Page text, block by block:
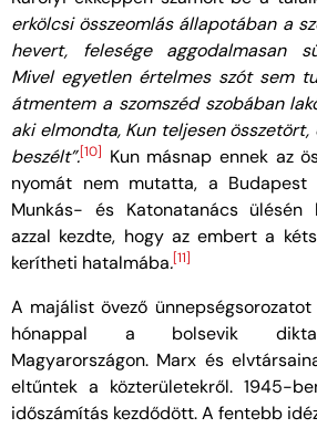
erkölcsi összeomlás állapotában a
hevert, felesége aggodalmasan
Mivel egyetlen értelmes szót sem
átmentem a szomszéd szobában
aki elmondta, Kun teljesen
beszélt”.[10] Kun másnap ennek az
nyomát nem mutatta, a Budapest
Munkás- és Katonatanács ülésén
azzal kezdte, hogy az embert a
kerítheti hatalmába.[11]
A majálist övező
hónappal a bolsevik
Magyarországon. Marx és
eltűntek a közterületekről. 1945-
időszámítás kezdődött. A fentebb